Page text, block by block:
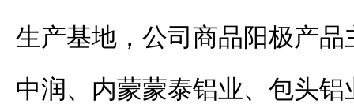
生产基地，公司商品阳极产
中润、内蒙蒙泰铝业、包头